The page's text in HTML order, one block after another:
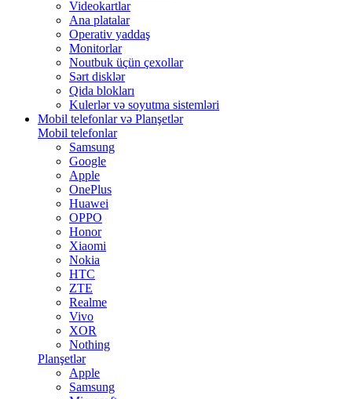
Videokartlar
Ana platalar
Operativ yaddaş
Monitorlar
Noutbuk üçün çexollar
Sərt disklər
Qida blokları
Kulerlər və soyutma sistemləri
Mobil telefonlar və Planşetlər
Mobil telefonlar
Samsung
Google
Apple
OnePlus
Huawei
OPPO
Honor
Xiaomi
Nokia
HTC
ZTE
Realme
Vivo
XOR
Nothing
Planşetlər
Apple
Samsung